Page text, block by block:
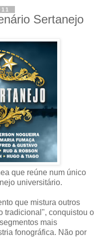
Sertanejo
que reúne num único
universitário.
que mistura outros
tradicional", conquistou o
mais
fonográfica. Não por